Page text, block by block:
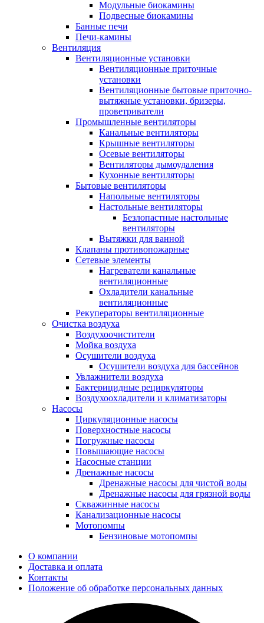
Модульные биокамины
Подвесные биокамины
Банные печи
Печи-камины
Вентиляция
Вентиляционные установки
Вентиляционные приточные
установки
Вентиляционные бытовые приточно-
вытяжные установки, бризеры,
проветриватели
Промышленные вентиляторы
Канальные вентиляторы
Крышные вентиляторы
Осевые вентиляторы
Вентиляторы дымоудаления
Кухонные вентиляторы
Бытовые вентиляторы
Напольные вентиляторы
Настольные вентиляторы
Безлопастные настольные
вентиляторы
Вытяжки для ванной
Клапаны противопожарные
Сетевые элементы
Нагреватели канальные
вентиляционные
Охладители канальные
вентиляционные
Рекуператоры вентиляционные
Очистка воздуха
Воздухоочистители
Мойка воздуха
Осушители воздуха
Осушители воздуха для бассейнов
Увлажнители воздуха
Бактерицидные рециркуляторы
Воздухоохладители и климатизаторы
Насосы
Циркуляционные насосы
Поверхностные насосы
Погружные насосы
Повышающие насосы
Насосные станции
Дренажные насосы
Дренажные насосы для чистой воды
Дренажные насосы для грязной воды
Скважинные насосы
Канализационные насосы
Мотопомпы
Бензиновые мотопомпы
О компании
Доставка и оплата
Контакты
Положение об обработке персональных данных